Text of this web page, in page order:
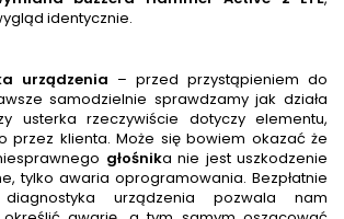
identycznie.
urządzenia – przed przystąpieniem do
samodzielnie sprawdzamy jak działa
usterka rzeczywiście dotyczy elementu,
przez klienta. Może się bowiem okazać że
głośnika nie jest uszkodzenie
tylko awaria oprogramowania. Bezpłatnie
diagnostyka urządzenia pozwala nam